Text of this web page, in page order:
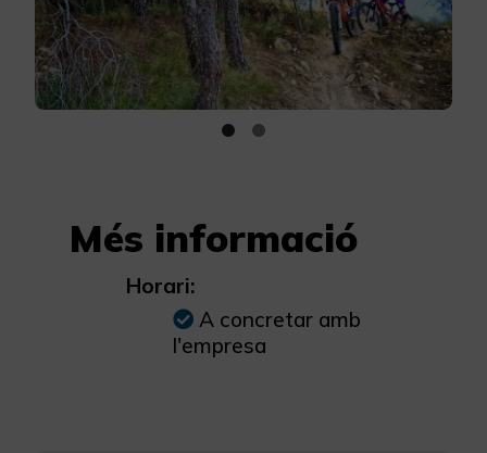
Més informació
Horari:
A concretar amb
l'empresa